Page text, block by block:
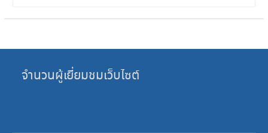
จำนวนผู้เยี่ยมชมเว็บไซต์